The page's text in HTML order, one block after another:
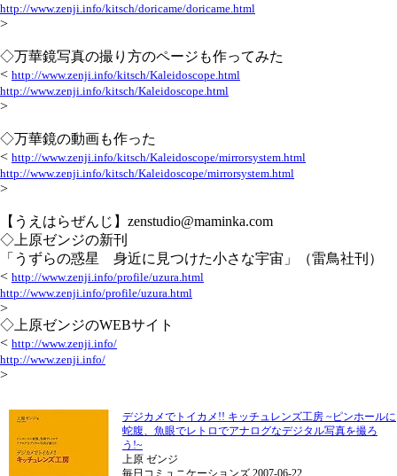
http://www.zenji.info/kitsch/doricame/doricame.html
>
◇万華鏡写真の撮り方のページも作ってみた
< http://www.zenji.info/kitsch/Kaleidoscope.html
http://www.zenji.info/kitsch/Kaleidoscope.html
>
◇万華鏡の動画も作った
< http://www.zenji.info/kitsch/Kaleidoscope/mirrorsystem.html
http://www.zenji.info/kitsch/Kaleidoscope/mirrorsystem.html
>
【うえはらぜんじ】zenstudio@maminka.com
◇上原ゼンジの新刊
「うずらの惑星 身近に見つけた小さな宇宙」（雷鳥社刊）
< http://www.zenji.info/profile/uzura.html
http://www.zenji.info/profile/uzura.html
>
◇上原ゼンジのWEBサイト
< http://www.zenji.info/
http://www.zenji.info/
>
デジカメでトイカメ!! キッチュレンズ工房 ~ピンホールに
蛇腹、魚眼でレトロでアナログなデジタル写真を撮ろ
う!~
上原 ゼンジ
毎日コミュニケーションズ 2007-06-22